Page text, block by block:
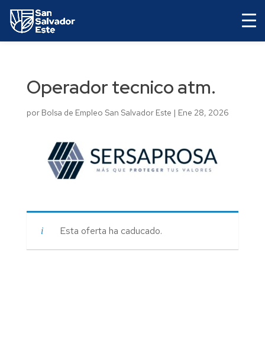
Operador tecnico atm.
por Bolsa de Empleo San Salvador Este | Ene 28, 2026
Esta oferta ha caducado.